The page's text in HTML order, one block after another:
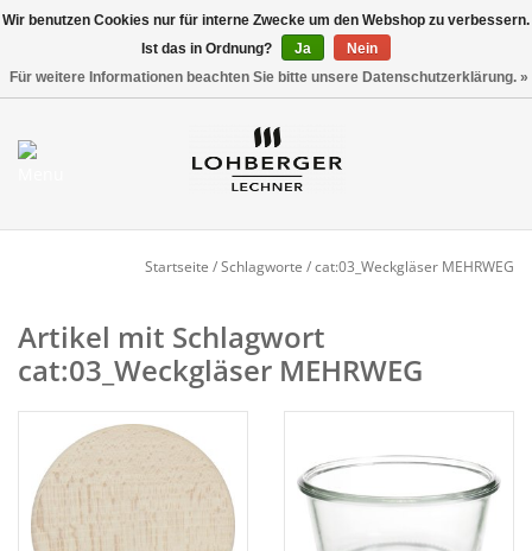
Mein Konto / Kundenkonto
NEU
Gedeckter Tisch
Buffet
Fingerfood
Startseite /Schlagworte /cat:03_Weckgläser MEHRWEG
Artikel mit Schlagwort
cat:03_Weckgläser MEHRWEG
Wir benutzen Cookies nur für interne Zwecke um den Webshop zu verbessern.
Ist das in Ordnung?
Ja
Nein
Für weitere Informationen beachten Sie bitte unsere Datenschutzerklärung. »